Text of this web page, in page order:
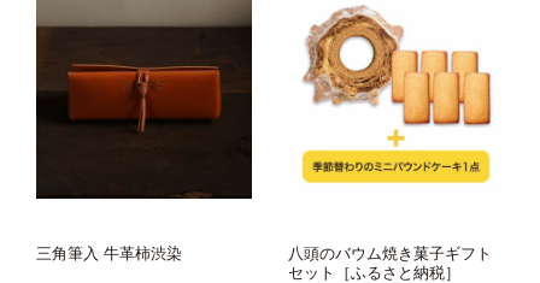
三角筆入 牛革柿渋染
八頭のバウム焼き菓子ギフト
セット［ふるさと納税］